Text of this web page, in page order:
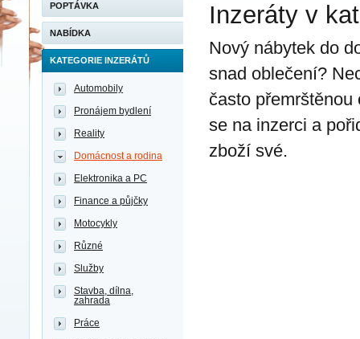
Inzeráty v
Nový nábytek do
snad oblečení?
často
se na inzerci a
zboží své.
POPTÁVKA
NABÍDKA
KATEGORIE INZERÁTŮ
Automobily
Pronájem bydlení
Reality
Domácnost a rodina
Elektronika a PC
Finance a půjčky
Motocykly
Různé
Služby
Stavba, dílna,
zahrada
Práce